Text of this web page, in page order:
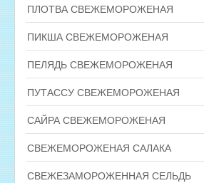
ПЛОТВА СВЕЖЕМОРОЖЕНАЯ
ПИКША СВЕЖЕМОРОЖЕНАЯ
ПЕЛЯДЬ СВЕЖЕМОРОЖЕНАЯ
ПУТАССУ СВЕЖЕМОРОЖЕНАЯ
САЙРА СВЕЖЕМОРОЖЕНАЯ
СВЕЖЕМОРОЖЕНАЯ САЛАКА
СВЕЖЕЗАМОРОЖЕННАЯ СЕЛЬДЬ